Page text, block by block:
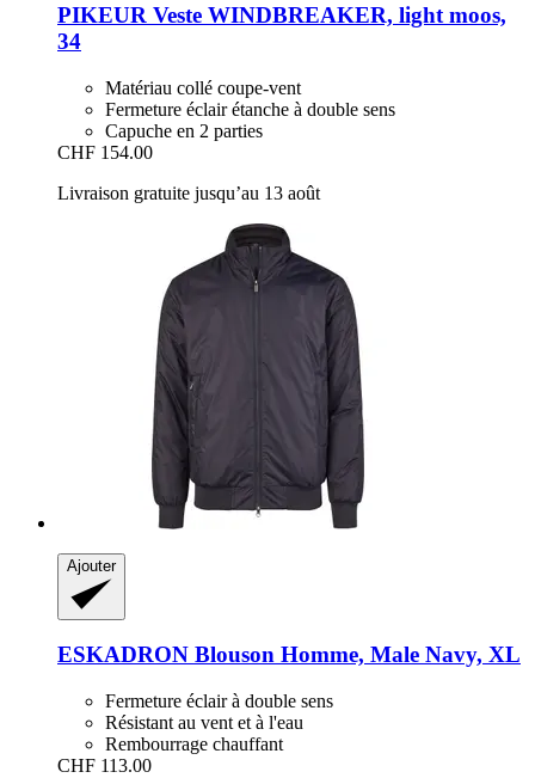
PIKEUR Veste WINDBREAKER, light moos,
34
Matériau collé coupe-vent
Fermeture éclair étanche à double sens
Capuche en 2 parties
CHF 154.00
Livraison gratuite jusqu’au 13 août
Ajouter
ESKADRON Blouson Homme, Male Navy, XL
Fermeture éclair à double sens
Résistant au vent et à l'eau
Rembourrage chauffant
CHF 113.00